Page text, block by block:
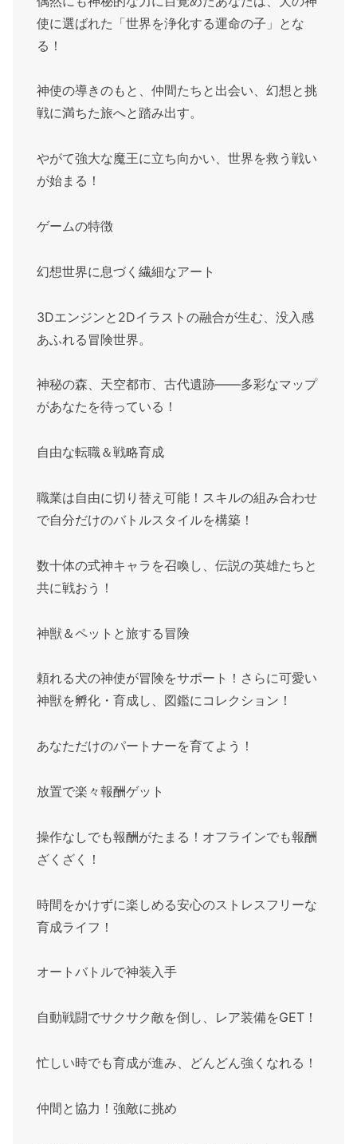
使に選ばれた「世界を浄化する運命の子」とな
る！
神使の導きのもと、仲間たちと出会い、幻想と挑
戦に満ちた旅へと踏み出す。
やがて強大な魔王に立ち向かい、世界を救う戦い
が始まる！
ゲームの特徴
幻想世界に息づく繊細なアート
3Dエンジンと2Dイラストの融合が生む、没入感
あふれる冒険世界。
神秘の森、天空都市、古代遺跡――多彩なマップ
があなたを待っている！
自由な転職＆戦略育成
職業は自由に切り替え可能！スキルの組み合わせ
で自分だけのバトルスタイルを構築！
数十体の式神キャラを召喚し、伝説の英雄たちと
共に戦おう！
神獣＆ペットと旅する冒険
頼れる犬の神使が冒険をサポート！さらに可愛い
神獣を孵化・育成し、図鑑にコレクション！
あなただけのパートナーを育てよう！
放置で楽々報酬ゲット
操作なしでも報酬がたまる！オフラインでも報酬
ざくざく！
時間をかけずに楽しめる安心のストレスフリーな
育成ライフ！
オートバトルで神装入手
自動戦闘でサクサク敵を倒し、レア装備をGET！
忙しい時でも育成が進み、どんどん強くなれる！
仲間と協力！強敵に挑め